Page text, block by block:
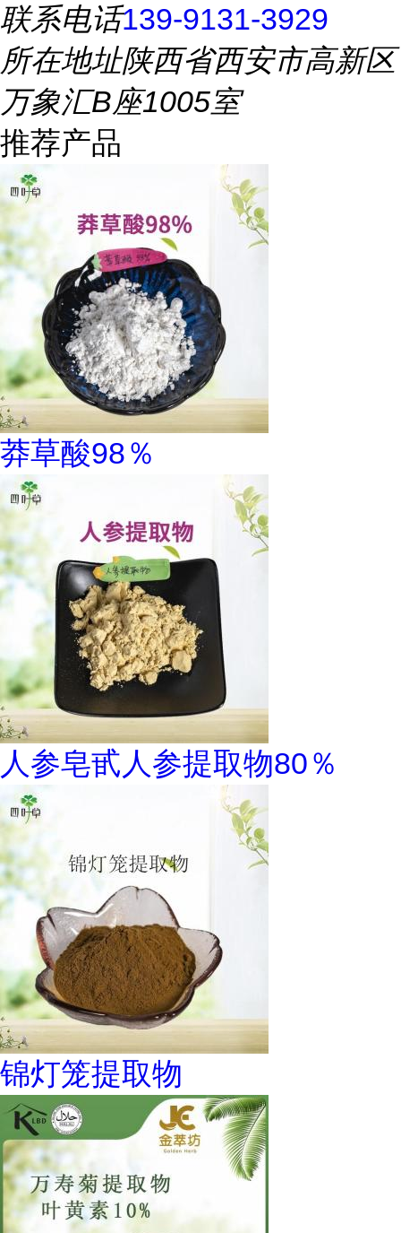
联系电话139-9131-3929
所在地址陕西省西安市高新区
万象汇B座1005室
推荐产品
莽草酸98％
人参皂甙人参提取物80％
锦灯笼提取物